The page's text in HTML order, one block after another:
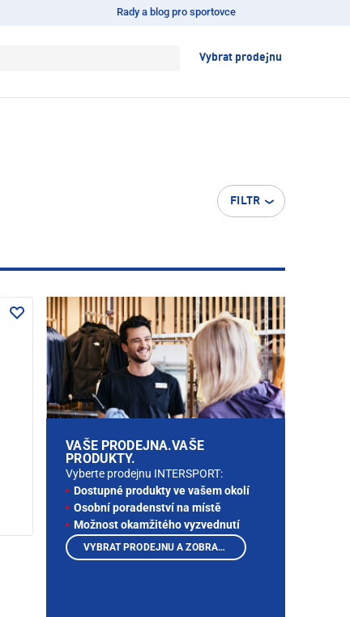
Rady a blog pro sportovce
Vybrat prodejnu
FILTR
VAŠE PRODEJNA.VAŠE
PRODUKTY.
Vyberte prodejnu INTERSPORT:
Dostupné produkty ve vašem okolí
Osobní poradenství na místě
Možnost okamžitého vyzvednutí
VYBRAT PRODEJNU A ZOBRAZIT PRODUKTY